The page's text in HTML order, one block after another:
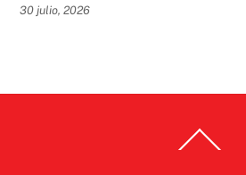
30 julio, 2026
To